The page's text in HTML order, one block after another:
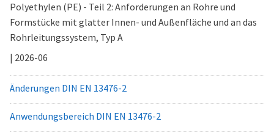
Polyethylen (PE) - Teil 2: Anforderungen an Rohre und
Formstücke mit glatter Innen- und Außenfläche und an das
Rohrleitungssystem, Typ A
| 2026-06
Änderungen DIN EN 13476-2
Anwendungsbereich DIN EN 13476-2